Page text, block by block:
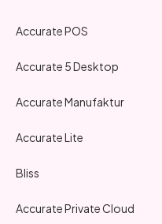
Accurate POS
Accurate 5 Desktop
Accurate Manufaktur
Accurate Lite
Bliss
Accurate Private Cloud